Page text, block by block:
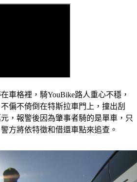
車格裡，騎YouBike路人重心不穩，
偏不倚倒在特斯拉車門上，撞出刮
，報警後因為肇事者騎的是單車，只